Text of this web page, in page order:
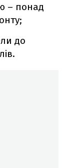
– понад
до